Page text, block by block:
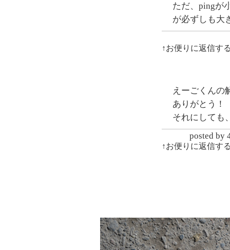
ただ、pingが
が必ずしも大
↑お便りに返信す
えーごくんの
ありがとう！
それにしても
posted by
↑お便りに返信す